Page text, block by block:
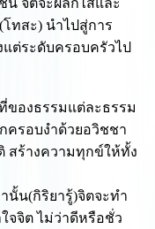
น์ จิตจะผลักไสและ
ทสะ) นำไปสู่การ
แต่ระดับครอบครัวไป
องธรรมแต่ละธรรม
ครอบงำด้วยอวิชชา
สร้างความทุกข์ให้ทั้ง
นั้น(กิริยารู้)จิตจะทำ
จจิต ไม่ว่าดีหรือชั่ว